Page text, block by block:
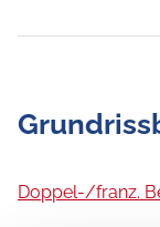
Doppel-/franz.